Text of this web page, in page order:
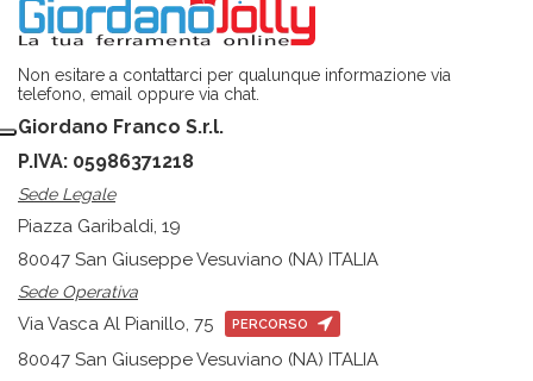
Non esitare a contattarci per qualunque informazione via
telefono, email oppure via chat.
Giordano Franco S.r.l.
P.IVA: 05986371218
Sede Legale
Piazza Garibaldi, 19
80047 San Giuseppe Vesuviano (NA) ITALIA
Sede Operativa
Via Vasca Al Pianillo, 75 PERCORSO
80047 San Giuseppe Vesuviano (NA) ITALIA